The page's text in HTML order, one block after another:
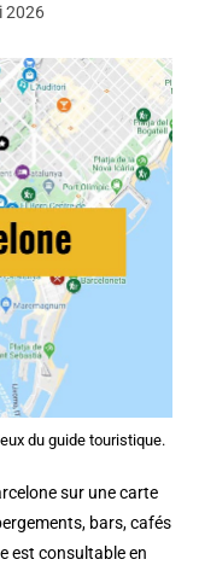
2026
du guide touristique.
sur une carte
bars, cafés
est consultable en